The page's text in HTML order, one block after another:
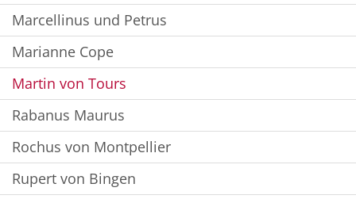
Marcellinus und Petrus
Marianne Cope
Martin von Tours
Rabanus Maurus
Rochus von Montpellier
Rupert von Bingen